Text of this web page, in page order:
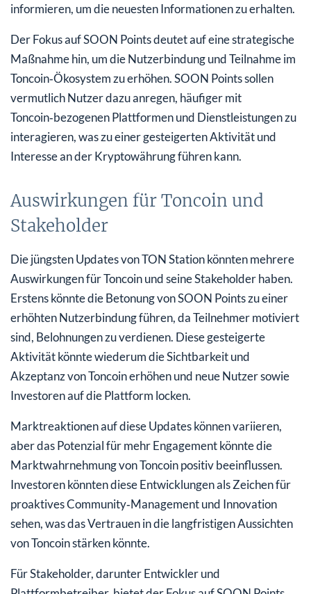
informieren, um die neuesten Informationen zu erhalten.
Der Fokus auf SOON Points deutet auf eine strategische
Maßnahme hin, um die Nutzerbindung und Teilnahme im
Toncoin‑Ökosystem zu erhöhen. SOON Points sollen
vermutlich Nutzer dazu anregen, häufiger mit
Toncoin‑bezogenen Plattformen und Dienstleistungen zu
interagieren, was zu einer gesteigerten Aktivität und
Interesse an der Kryptowährung führen kann.
Auswirkungen für Toncoin und
Stakeholder
Die jüngsten Updates von TON Station könnten mehrere
Auswirkungen für Toncoin und seine Stakeholder haben.
Erstens könnte die Betonung von SOON Points zu einer
erhöhten Nutzerbindung führen, da Teilnehmer motiviert
sind, Belohnungen zu verdienen. Diese gesteigerte
Aktivität könnte wiederum die Sichtbarkeit und
Akzeptanz von Toncoin erhöhen und neue Nutzer sowie
Investoren auf die Plattform locken.
Marktreaktionen auf diese Updates können variieren,
aber das Potenzial für mehr Engagement könnte die
Marktwahrnehmung von Toncoin positiv beeinflussen.
Investoren könnten diese Entwicklungen als Zeichen für
proaktives Community‑Management und Innovation
sehen, was das Vertrauen in die langfristigen Aussichten
von Toncoin stärken könnte.
Für Stakeholder, darunter Entwickler und